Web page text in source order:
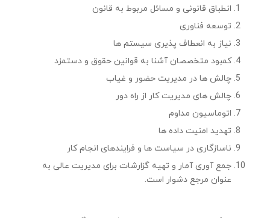
انطباق قانونی و مسائل مربوط به قانون
توسعه فناوری
نیاز به انعطاف پذیری سیستم ها
کمبود متخصصان آشنا به قوانین حقوق و دستمزد
چالش ها در مدیریت حضور و غیاب
چالش های مدیریت کار از راه دور
اتوماسیون مداوم
تهدید امنیت داده ها
ناسازگاری در سیاست ها و فرایندهای انجام كار
جمع آوری آمار و تهیه گزارشات برای مدیریت عالی به
عنوان مرجع دشوار است.